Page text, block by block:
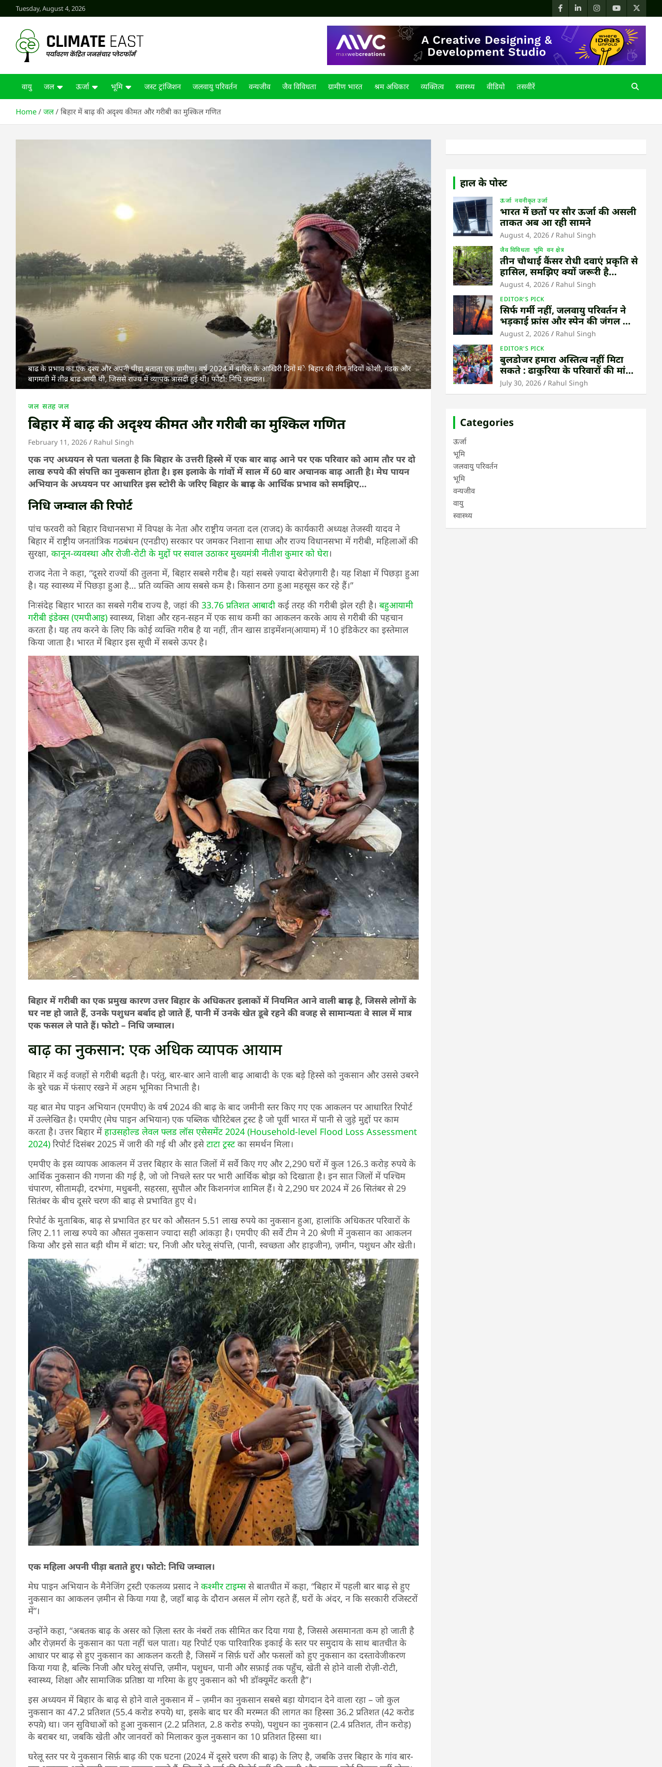
to
Tuesday, August 4, 2026
CLIMATE EAST
वायु जल ऊर्जा भूमि जस्ट ट्रांजिशन जलवायु परिवर्तन वन्यजीव जैव विविधता ग्रामीण भारत श्रम अधिकार व्यक्तित्व स्वास्थ्य वीडियो तसवीरें
Home जल बिहार में बाढ़ की अदृश्य कीमत और गरीबी का मुश्किल गणित
बाढ के प्रभाव का एक दृश्य और अपनी पीड़ा बताता एक ग्रामीण। वर्ष 2024 में बारिश के आखिरी दिनों मंे बिहार की तीन नदियों कोशी, गंडक और
बागमती में तीव्र बाढ आयी थी, जिससे राज्य में व्यापक त्रासदी हुई थी। फोटो: निधि जम्वाल।
जल सतह जल
बिहार में बाढ़ की अदृश्य कीमत और गरीबी का मुश्किल गणित
February 11, 2026 Rahul Singh
एक नए अध्ययन से पता चलता है कि बिहार के उत्तरी हिस्से में एक बार बाढ़ आने पर एक परिवार को आम तौर पर दो
लाख रुपये की संपत्ति का नुकसान होता है। इस इलाके के गांवों में साल में 60 बार अचानक बाढ़ आती है। मेघ पायन
अभियान के अध्ययन पर आधारित इस स्टोरी के जरिए बिहार केबाढ़ के आर्थिक प्रभाव को समझिए…
निधि जम्वाल की रिपोर्ट
पांच फरवरी को बिहार विधानसभा में विपक्ष के नेता और राष्ट्रीय जनता दल (राजद) के कार्यकारी अध्यक्ष तेजस्वी यादव ने
बिहार में राष्ट्रीय जनतांत्रिक गठबंधन (एनडीए) सरकार पर जमकर निशाना साधा और राज्य विधानसभा में गरीबी, महिलाओं की
सुरक्षा, कानून-व्यवस्था और रोजी-रोटी के मुद्दों पर सवाल उठाकर मुख्यमंत्री नीतीश कुमार को घेरा।
राजद नेता ने कहा, “दूसरे राज्यों की तुलना में, बिहार सबसे गरीब है। यहां सबसे ज़्यादा बेरोज़गारी है। यह शिक्षा में पिछड़ा हुआ
है। यह स्वास्थ्य में पिछड़ा हुआ है… प्रति व्यक्ति आय सबसे कम है। किसान ठगा हुआ महसूस कर रहे हैं।”
निःसंदेह बिहार भारत का सबसे गरीब राज्य है, जहां की 33.76 प्रतिशत आबादी कई तरह की गरीबी झेल रही है। बहुआयामी
गरीबी इंडेक्स (एमपीआइ) स्वास्थ्य, शिक्षा और रहन-सहन में एक साथ कमी का आकलन करके आय से गरीबी की पहचान
करता है। यह तय करने के लिए कि कोई व्यक्ति गरीब है या नहीं, तीन खास डाइमेंशन(आयाम) में 10 इंडिकेटर का इस्तेमाल
किया जाता है। भारत में बिहार इस सूची में सबसे ऊपर है।
बिहार में गरीबी का एक प्रमुख कारण उत्तर बिहार के अधिकतर इलाकों में नियमित आने वालीबाढ़है, जिससे लोगों के
घर नष्ट हो जाते हैं, उनके पशुधन बर्बाद हो जाते हैं, पानी में उनके खेत डूबे रहने की वजह से सामान्यतः वे साल में मात्र
एक फसल ले पाते हैं। फोटो – निधि जम्वाल।
बाढ़ का नुकसान: एक अधिक व्यापक आयाम
बिहार में कई वजहों से गरीबी बढ़ती है। परंतु, बार-बार आने वाली बाढ़ आबादी के एक बड़े हिस्से को नुकसान और उससे उबरने
के बुरे चक्र में फंसाए रखने में अहम भूमिका निभाती है।
यह बात मेघ पाइन अभियान (एमपीए) के वर्ष 2024 की बाढ़के बाद जमीनी स्तर किए गए एक आकलन पर आधारित रिपोर्ट
में उल्लेखित है। एमपीए (मेघ पाइन अभियान) एक पब्लिक चौरिटेबल ट्रस्ट है जो पूर्वी भारत में पानी से जुड़े मुद्दों पर काम
करता है। उत्तर बिहार में हाउसहोल्ड लेवल फ्लड लॉस एसेसमेंट 2024 (Household-level Flood Loss Assessment
2024) रिपोर्ट दिसंबर 2025 में जारी की गई थी और इसेटाटा ट्रस्टका समर्थन मिला।
एमपीए के इस व्यापक आकलन में उत्तर बिहार के सात जिलों में सर्वे किए गए और 2,290 घरों में कुल 126.3 करोड़ रुपये के
आर्थिक नुकसान की गणना की गई है, जो जो निचले स्तर पर भारी आर्थिक बोझ को दिखाता है। इन सात जिलों में पश्चिम
चंपारण, सीतामढ़ी, दरभंगा, मधुबनी, सहरसा, सुपौल और किशनगंज शामिल हैं। ये 2,290 घर 2024 में 26 सितंबर से 29
सितंबर के बीच दूसरे चरण की बाढ़ से प्रभावित हुए थे।
रिपोर्ट के मुताबिक, बाढ़ से प्रभावित हर घर को औसतन 5.51 लाख रुपये का नुकसान हुआ, हालांकि अधिकतर परिवारों के
लिए 2.11 लाख रुपये का औसत नुकसान ज्यादा सही आंकड़ा है। एमपीए की सर्वे टीम ने 20 श्रेणी में नुकसान का आकलन
किया और इसे सात बड़ी थीम में बांटा: घर, निजी और घरेलू संपत्ति, (पानी, स्वच्छता और हाइजीन), ज़मीन, पशुधन और खेती।
एक महिला अपनी पीड़ा बताते हुए। फोटो: निधि जम्वाल।
मेघ पाइन अभियान के मैनेजिंग ट्रस्टी एकलव्य प्रसाद नेकश्मीर टाइम्ससे बातचीत में कहा, “बिहार में पहली बार बाढ़ से हुए
नुकसान का आकलन ज़मीन से किया गया है, जहाँ बाढ़ के दौरान असल में लोग रहते हैं, घरों के अंदर, न कि सरकारी रजिस्टरों
में”।
उन्होंने कहा, “अबतक बाढ़ के असर को ज़िला स्तर के नंबरों तक सीमित कर दिया गया है, जिससे असमानता कम हो जाती है
और रोज़मर्रा के नुकसान का पता नहीं चल पाता। यह रिपोर्ट एक पारिवारिक इकाई के स्तर पर समुदाय के साथ बातचीत के
आधार पर बाढ़ से हुए नुकसान का आकलन करती है, जिसमें न सिर्फ़ घरों और फसलों को हुए नुकसान का दस्तावेजीकरण
किया गया है, बल्कि निजी और घरेलू संपत्ति, ज़मीन, पशुधन, पानी और सफ़ाई तक पहुँच, खेती से होने वाली रोज़ी-रोटी,
स्वास्थ्य, शिक्षा और सामाजिक प्रतिष्ठा या गरिमा के हुए नुकसान को भी डॉक्यूमेंट करती है”।
इस अध्ययन में बिहार के बाढ़ से होने वाले नुकसान में – ज़मीन का नुकसान सबसे बड़ा योगदान देने वाला रहा – जो कुल
नुकसान का 47.2 प्रतिशत (55.4 करोड रुपये) था, इसके बाद घर की मरम्मत की लागत का हिस्सा 36.2 प्रतिशत (42 करोड
रुपये़) था। जन सुविधाओं को हुआ नुकसान (2.2 प्रतिशत, 2.8 करोड रुपये़), पशुधन का नुकसान (2.4 प्रतिशत, तीन करोड़)
के बराबर था, जबकि खेती और जानवरों को मिलाकर कुल नुकसान का 10 प्रतिशत हिस्सा था।
घरेलू स्तर पर ये नुकसान सिर्फ़ बाढ़ की एक घटना (2024 में दूसरे चरण की बाढ़) के लिए है, जबकि उत्तर बिहार के गांव बार-
हाल के पोस्ट
ऊर्जा नवनीकृत उर्जा
भारत में छतों पर सौर ऊर्जा की असली
ताकत अब आ रही सामने
August 4, 2026 Rahul Singh
जैव विविधता भूमि वन क्षेत्र
तीन चौथाई कैंसर रोधी दवाएं प्रकृति से
हासिल, समझिए क्यों जरूरी है
उष्णकटिबंधीय जंगल बचाना
August 4, 2026 Rahul Singh
EDITOR'S PICK
सिर्फ गर्मी नहीं, जलवायु परिवर्तन ने
भड़काई फ्रांस और स्पेन की जंगल की
आग
August 2, 2026 Rahul Singh
EDITOR'S PICK
बुलडोजर हमारा अस्तित्व नहीं मिटा
सकते : ढाकुरिया के परिवारों की मांग
– पुनर्वास हो, बेदखली नहीं
July 30, 2026 Rahul Singh
Categories
ऊर्जा
भूमि
जलवायु परिवर्तन
भूमि
वन्यजीव
वायु
स्वास्थ्य